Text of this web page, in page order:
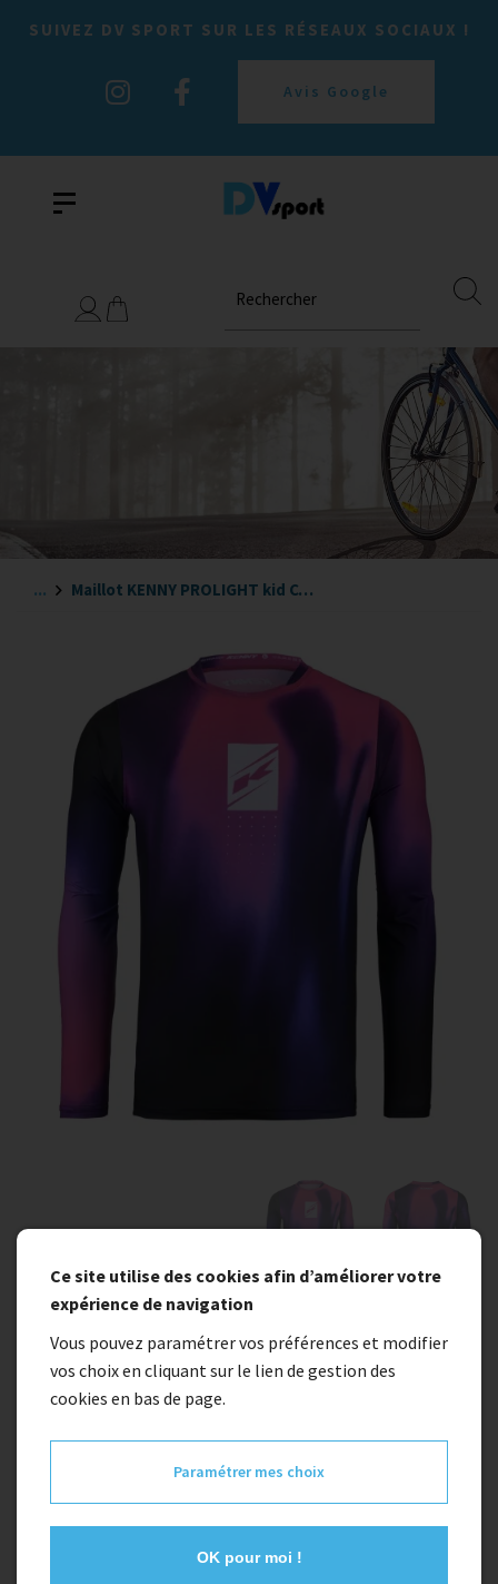
SUIVEZ DV SPORT SUR LES RÉSEAUX SOCIAUX !
Avis Google
Rechercher
... Maillot KENNY PROLIGHT kid COLOR DYE
En stock
Maillot KENNY PROLIGHT kid COLOR
45,00 €
Ce site utilise des cookies afin d’améliorer votre
expérience de navigation
Vous pouvez paramétrer vos préférences et modifier
vos choix en cliquant sur le lien de gestion des
cookies en bas de page.
Paramétrer mes choix
OK pour moi !